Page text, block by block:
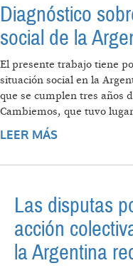
Diagnóstico
social de la
El presente trabajo tiene
situación social en la
que se cumplen tres años
Cambiemos, que tuvo
LEER MÁS
ACTUAL
Las disputas
acción
la Argentina